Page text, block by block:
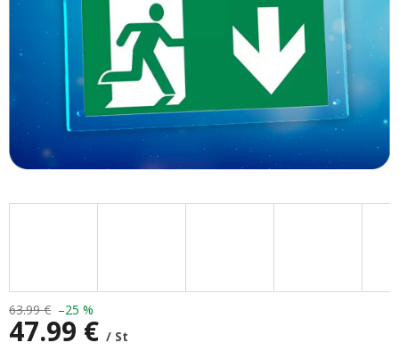
63.99 € –25 %
47.99 € / St